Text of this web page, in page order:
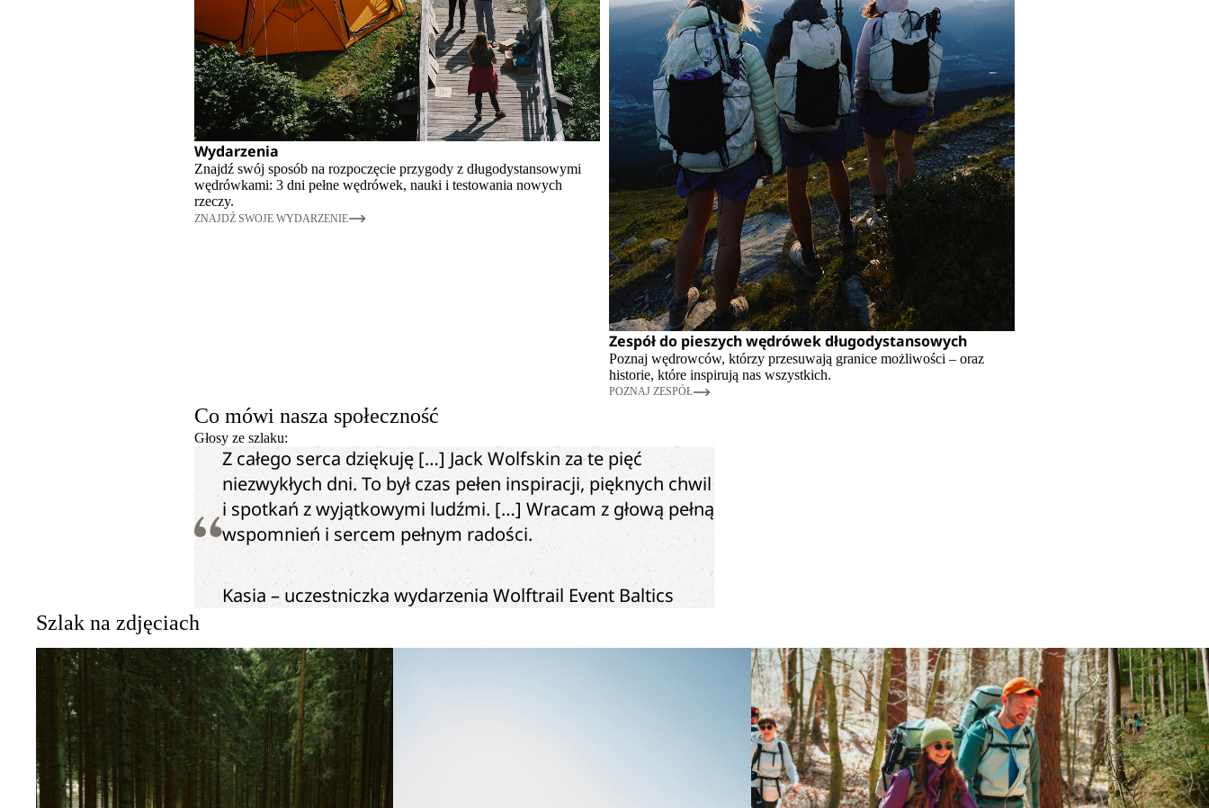
Wydarzenia
Znajdź swój sposób na rozpoczęcie przygody z długodystansowymi
wędrówkami: 3 dni pełne wędrówek, nauki i testowania nowych
rzeczy.
ZNAJDŹ SWOJE WYDARZENIE
Zespół do pieszych wędrówek długodystansowych
Poznaj wędrowców, którzy przesuwają granice możliwości – oraz
historie, które inspirują nas wszystkich.
POZNAJ ZESPÓŁ
Co mówi nasza społeczność
Głosy ze szlaku:
Z całego serca dziękuję […] Jack Wolfskin za te pięć
niezwykłych dni. To był czas pełen inspiracji, pięknych chwil
i spotkań z wyjątkowymi ludźmi. […] Wracam z głową pełną
wspomnień i sercem pełnym radości.
Kasia – uczestniczka wydarzenia Wolftrail Event Baltics
Szlak na zdjęciach